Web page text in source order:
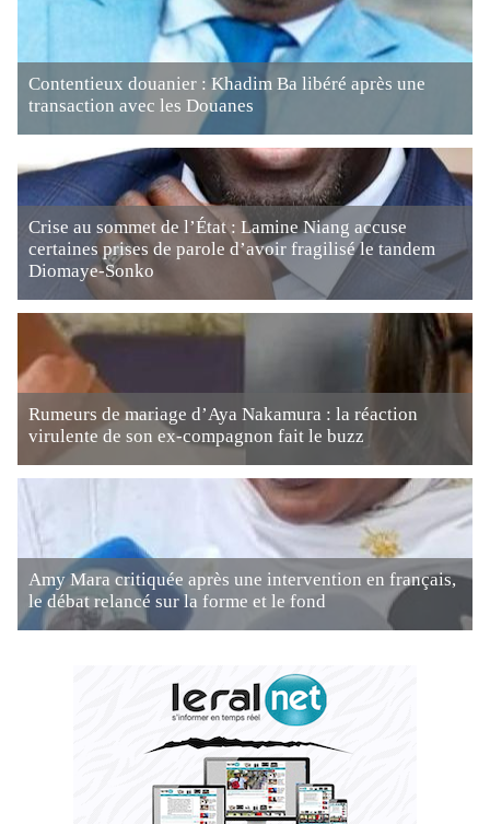
Contentieux douanier : Khadim Ba libéré après une
transaction avec les Douanes
Crise au sommet de l’État : Lamine Niang accuse
certaines prises de parole d’avoir fragilisé le tandem
Diomaye-Sonko
Rumeurs de mariage d’Aya Nakamura : la réaction
virulente de son ex-compagnon fait le buzz
Amy Mara critiquée après une intervention en français,
le débat relancé sur la forme et le fond